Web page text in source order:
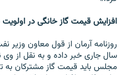
افزايش قيمت گاز خانگى در
روزنامه آرمان از قول معاون وزير
سال جارى خبر داده و به نقل از